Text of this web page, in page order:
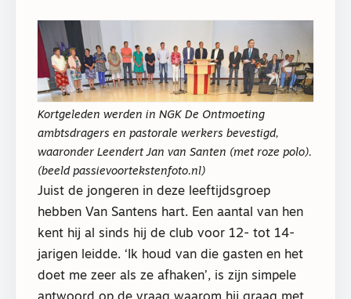
Kortgeleden werden in NGK De Ontmoeting
ambtsdragers en pastorale werkers bevestigd,
waaronder Leendert Jan van Santen (met roze polo).
(beeld passievoortekstenfoto.nl)
Juist de jongeren in deze leeftijdsgroep
hebben Van Santens hart. Een aantal van hen
kent hij al sinds hij de club voor 12- tot 14-
jarigen leidde. ‘Ik houd van die gasten en het
doet me zeer als ze afhaken’, is zijn simpele